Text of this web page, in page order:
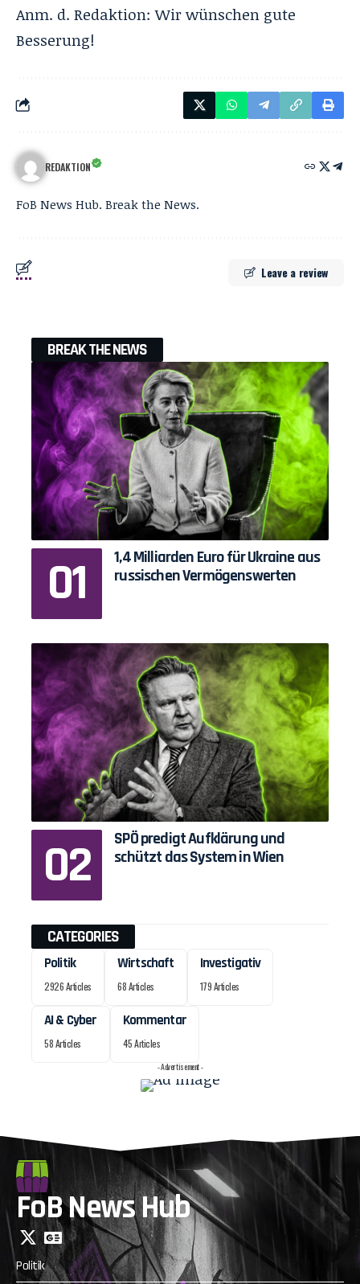
Anm. d. Redaktion: Wir wünschen gute
Besserung!
REDAKTION
FoB News Hub. Break the News.
Leave a review
BREAK THE NEWS
1,4 Milliarden Euro für Ukraine aus
russischen Vermögenswerten
SPÖ predigt Aufklärung und
schützt das System in Wien
CATEGORIES
Politik
2926 Articles
Wirtschaft
68 Articles
Investigativ
179 Articles
AI & Cyber
58 Articles
Kommentar
45 Articles
- Advertisement -
FoB News Hub
Politik